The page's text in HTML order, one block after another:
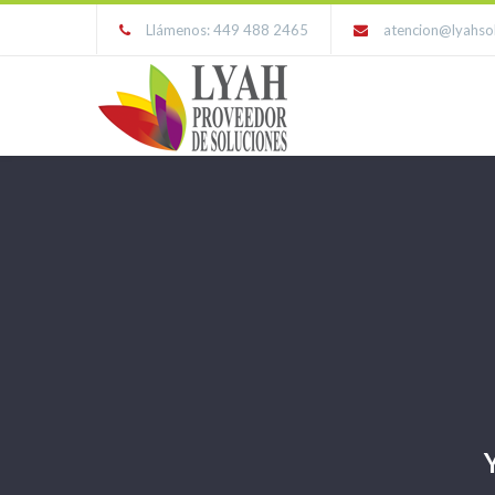
Llámenos: 449 488 2465